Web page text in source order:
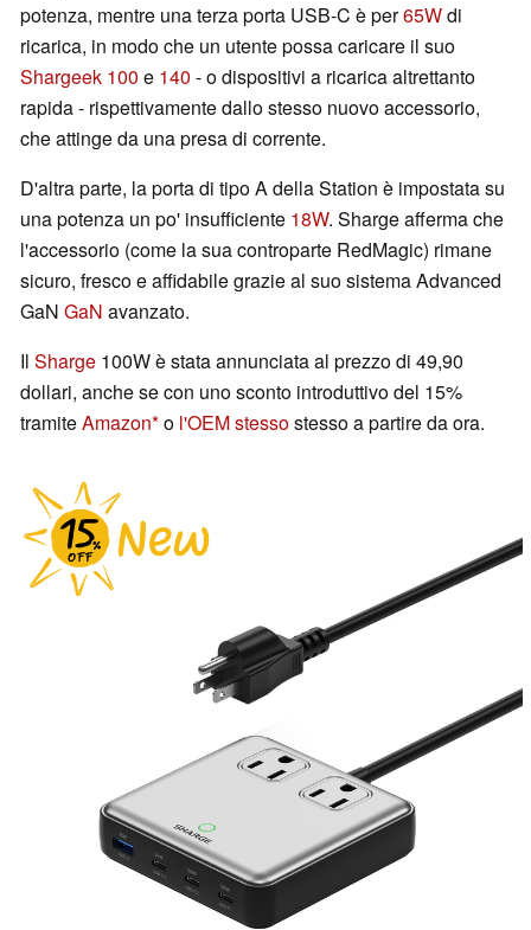
potenza, mentre una terza porta USB-C è per65Wdi
ricarica, in modo che un utente possa caricare il suo
Shargeek 100 e 140 - o dispositivi a ricarica altrettanto
rapida - rispettivamente dallo stesso nuovo accessorio,
che attinge da una presa di corrente.
D'altra parte, la porta di tipo A della Station è impostata su
una potenza un po' insufficiente 18W. Sharge afferma che
l'accessorio (come la sua controparte RedMagic) rimane
sicuro, fresco e affidabile grazie al suo sistema Advanced
GaN GaN avanzato.
Il Sharge 100W è stata annunciata al prezzo di 49,90
dollari, anche se con uno sconto introduttivo del 15%
tramiteAmazon o l'OEM stessostesso a partire da ora.